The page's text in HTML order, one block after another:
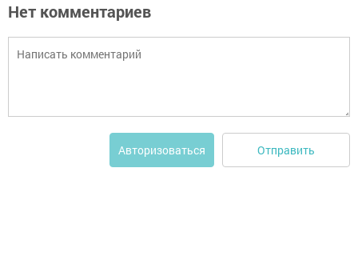
Нет комментариев
Авторизоваться Отправить